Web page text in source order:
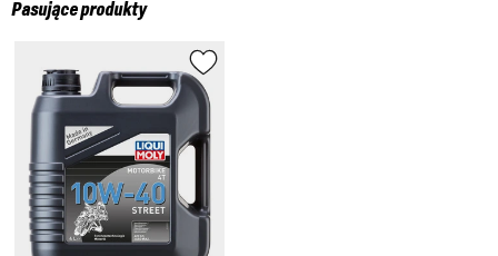
Pasujące produkty